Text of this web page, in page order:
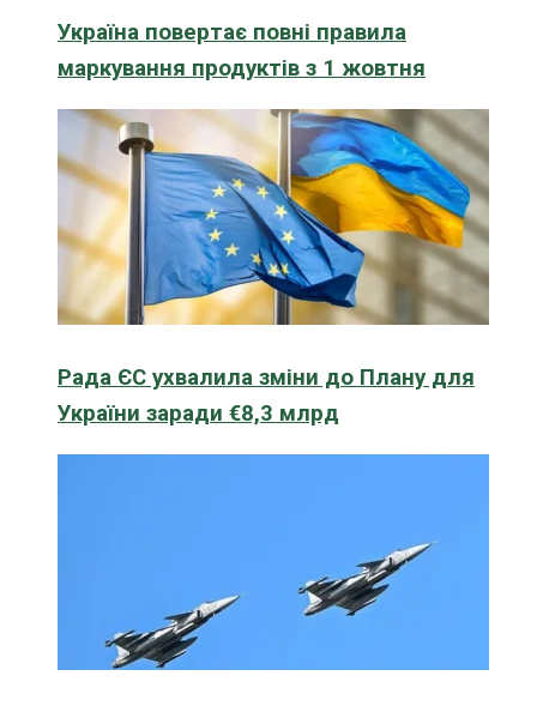
Україна повертає повні правила
маркування продуктів з 1 жовтня
Рада ЄС ухвалила зміни до Плану для
України заради €8,3 млрд